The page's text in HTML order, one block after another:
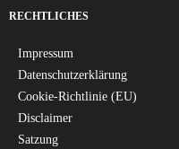
RECHTLICHES
Impressum
Datenschutzerklärung
Cookie-Richtlinie (EU)
Disclaimer
Satzung